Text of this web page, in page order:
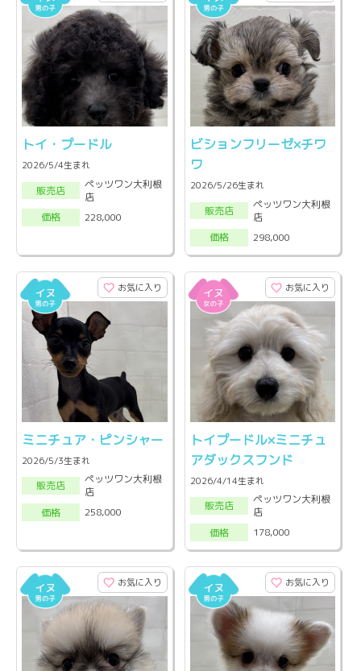
トイ・プードル
2026/5/4生まれ
販売店
ペッツワン大利根
店
価格
228,000
ビションフリーゼ×チワ
ワ
2026/5/26生まれ
販売店
ペッツワン大利根
店
価格
298,000
お気に入り
ミニチュア・ピンシャー
2026/5/3生まれ
販売店
ペッツワン大利根
店
価格
258,000
お気に入り
トイプードル×ミニチュ
アダックスフンド
2026/4/14生まれ
販売店
ペッツワン大利根
店
価格
178,000
お気に入り お気に入り